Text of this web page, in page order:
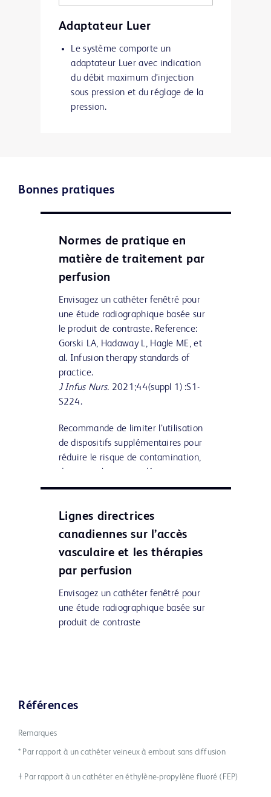
Adaptateur Luer
Le système comporte un
adaptateur Luer avec indication
du débit maximum d’injection
sous pression et du réglage de la
pression.
Bonnes pratiques
Normes de pratique en
matière de traitement par
perfusion
Envisagez un cathéter fenêtré pour
une étude radiographique basée sur
le produit de contraste. Reference:
Gorski LA, Hadaway L, Hagle ME, et
al. Infusion therapy standards of
practice.
J Infus Nurs. 2021;44(suppl 1) :S1-
S224.
Recommande de limiter l’utilisation
de dispositifs supplémentaires pour
réduire le risque de contamination,
de déconnexion.
Lignes directrices
canadiennes sur l’accès
vasculaire et les thérapies
par perfusion
Envisagez un cathéter fenêtré pour
une étude radiographique basée sur
produit de contraste
Références
Remarques
* Par rapport à un cathéter veineux à embout sans diffusion
† Par rapport à un cathéter en éthylène-propylène fluoré (FEP)